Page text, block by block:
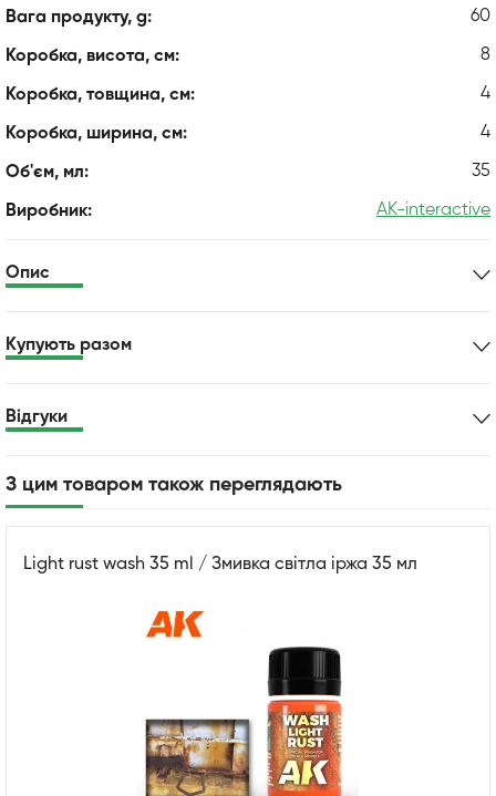
Вага продукту, g: 60
Коробка, висота, см: 8
Коробка, товщина, см: 4
Коробка, ширина, см: 4
Об'єм, мл: 35
Виробник: AK-interactive
Опис
Купують разом
Відгуки
З цим товаром також переглядають
Light rust wash 35 ml / Змивка світла іржа 35 мл